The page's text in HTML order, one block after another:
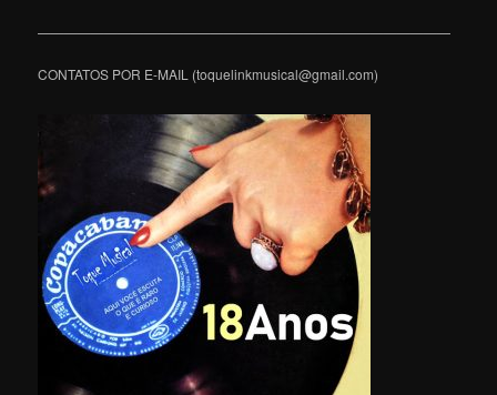
———————————————————————————————
CONTATOS POR E-MAIL (toquelinkmusical@gmail.com)